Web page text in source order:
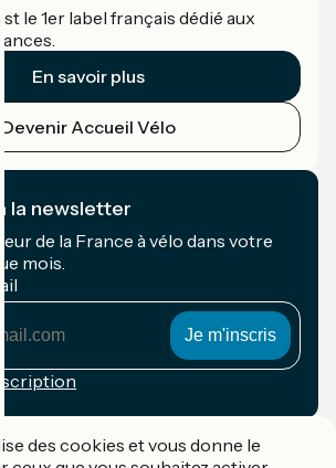
le 1er label français dédié aux
En savoir plus
Devenir Accueil Vélo
la newsletter
de la France à vélo dans votre
mois.
des cookies et vous donne le